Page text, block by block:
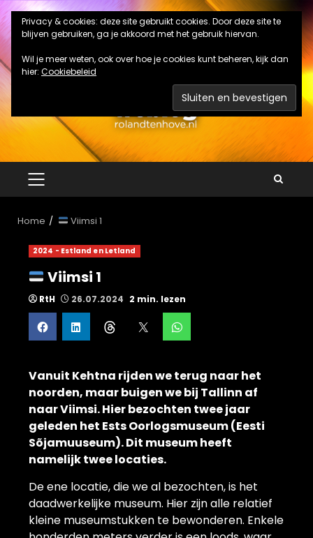
Ga
naar
de
inhoud
PRIMAIR
MENU
Home Viimsi 1
2024 - Estland en Letland
Viimsi 1
RtH 26.07.2024 2 min. lezen
Vanuit Kehtna rijden we terug naar het
noorden, maar buigen we bij Tallinn af
naar Viimsi. Hier bezochten twee jaar
geleden het Ests Oorlogsmuseum (Eesti
Sõjamuuseum). Dit museum heeft
namelijk twee locaties.
De ene locatie, die we al bezochten, is het
daadwerkelijke museum. Hier zijn alle relatief
kleine museumstukken te bewonderen. Enkele
Privacy & cookies: deze site gebruikt cookies. Door deze site te
blijven gebruiken, ga je akkoord met het gebruik hiervan.
Wil je meer weten, ook over hoe je cookies kunt beheren, kijk dan
hier: Cookiebeleid